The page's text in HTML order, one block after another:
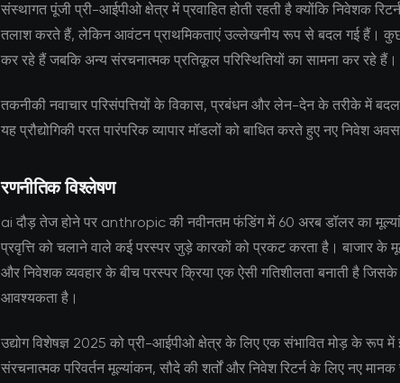
संस्थागत पूंजी प्री-आईपीओ क्षेत्र में प्रवाहित होती रहती है क्योंकि निवेशक
तलाश करते हैं, लेकिन आवंटन प्राथमिकताएं उल्लेखनीय रूप से बदल गई हैं। कुछ
कर रहे हैं जबकि अन्य संरचनात्मक प्रतिकूल परिस्थितियों का सामना कर रहे हैं।
तकनीकी नवाचार परिसंपत्तियों के विकास, प्रबंधन और लेन-देन के तरीके में
यह प्रौद्योगिकी परत पारंपरिक व्यापार मॉडलों को बाधित करते हुए नए निवेश
रणनीतिक विश्लेषण
ai दौड़ तेज होने पर anthropic की नवीनतम फंडिंग में 60 अरब डॉलर का
प्रवृत्ति को चलाने वाले कई परस्पर जुड़े कारकों को प्रकट करता है। बाजार के
और निवेशक व्यवहार के बीच परस्पर क्रिया एक ऐसी गतिशीलता बनाती है जिसके
आवश्यकता है।
उद्योग विशेषज्ञ 2025 को प्री-आईपीओ क्षेत्र के लिए एक संभावित मोड़ के रूप
संरचनात्मक परिवर्तन मूल्यांकन, सौदे की शर्तों और निवेश रिटर्न के लिए नए